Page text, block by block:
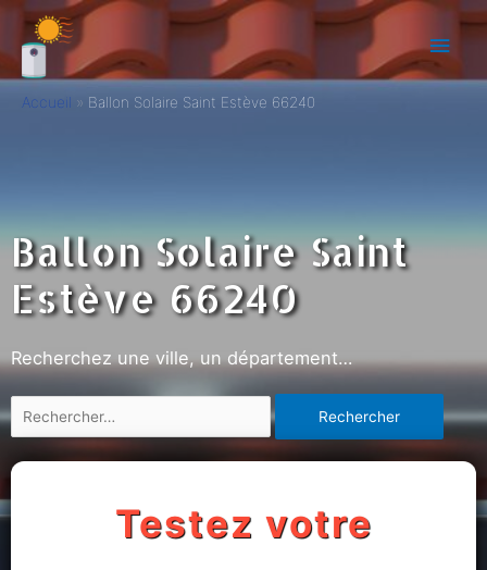
Accueil Ballon Solaire Saint Estève 66240
Ballon Solaire Saint
Estève 66240
Recherchez une ville, un département…
Testez votre